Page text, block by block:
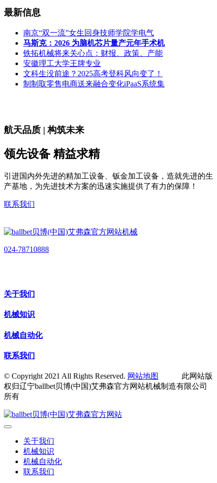
最新信息
南京“双一流”女生回身技师学院学电气
马斯克：2026 为脑机芯片量产元年手术机
铁拓机械将来关心点：财报、政策、产能
安徽理工大学王牌专业
文科生没前途？2025高考登科风向变了！
制制取零售电商送来融合变化iPaaS系统集
航天品质 | 构筑未来
领先设备 精益求精
引进国内外先进的精加工设备、钣金加工设备，造就先进的生
产基地，为先进技术方案的迅速实施提供了有力的保障！
联系我们
024-78710888
关于我们
机械知识
机械自动化
联系我们
© Copyright 2021 All Rights Reserved. 网站地图
此网站版
权归辽宁ballbet贝博(中国)艾弗森官方网站机械制造有限公司
所有
关于我们
机械知识
机械自动化
联系我们